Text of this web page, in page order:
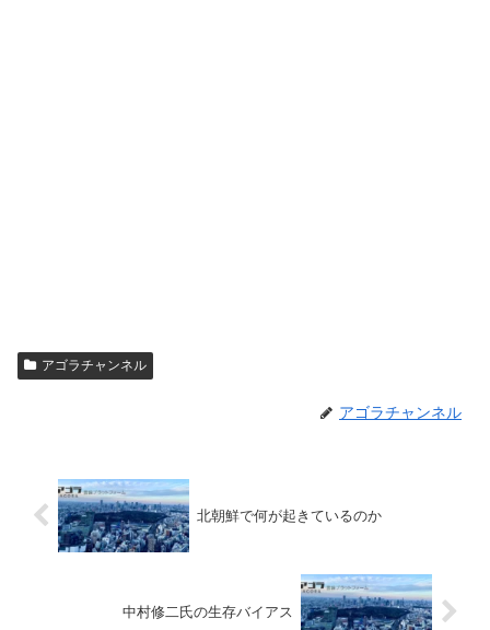
アゴラチャンネル
アゴラチャンネル
北朝鮮で何が起きているのか
中村修二氏の生存バイアス